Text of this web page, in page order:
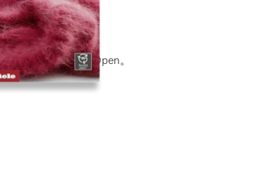
9個入り。EasyOpen。